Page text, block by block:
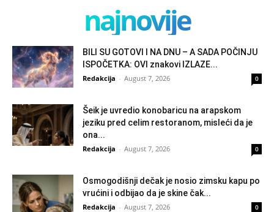
najnovije
BILI SU GOTOVI I NA DNU – A SADA POČINJU
ISPOČETKA: OVI znakovi IZLAZE...
Redakcija - August 7, 2026 0
Šeik je uvredio konobaricu na arapskom
jeziku pred celim restoranom, misleći da je
ona...
Redakcija - August 7, 2026 0
Osmogodišnji dečak je nosio zimsku kapu po
vrućini i odbijao da je skine čak...
Redakcija - August 7, 2026 0